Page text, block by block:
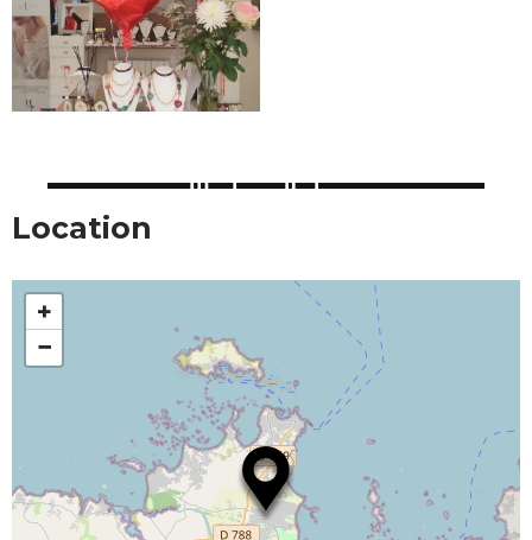
Location
+
−